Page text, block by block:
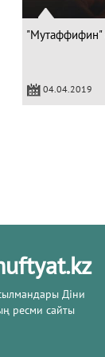
"Мутаффифин"
04.04.2019
Діни
ресми сайты